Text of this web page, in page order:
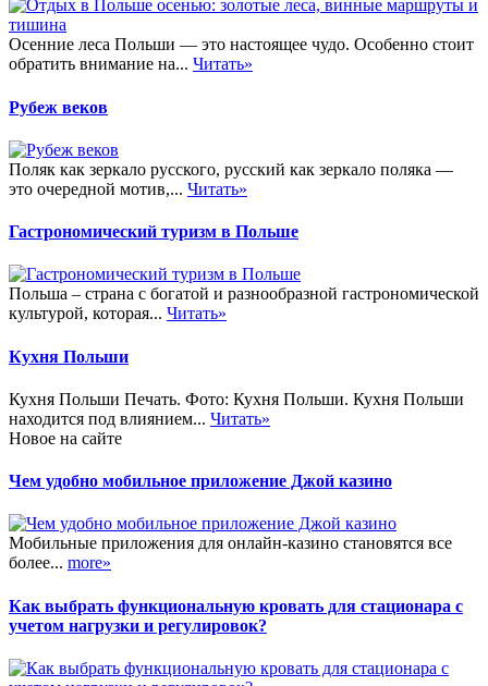
Осенние леса Польши — это настоящее чудо. Особенно стоит
обратить внимание на... Читать»
Рубеж веков
Поляк как зеркало русского, русский как зеркало поляка —
это очередной мотив,... Читать»
Гастрономический туризм в Польше
Польша – страна с богатой и разнообразной гастрономической
культурой, которая... Читать»
Кухня Польши
Кухня Польши Печать. Фото: Кухня Польши. Кухня Польши
находится под влиянием... Читать»
Новое на сайте
Чем удобно мобильное приложение Джой казино
Мобильные приложения для онлайн-казино становятся все
более... more»
Как выбрать функциональную кровать для стационара с
учетом нагрузки и регулировок?